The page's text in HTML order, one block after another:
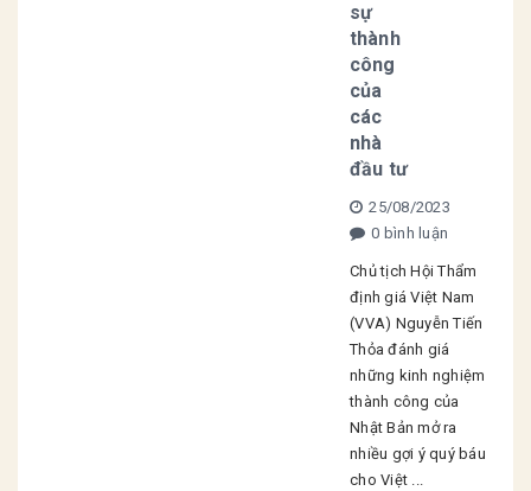
sự
thành
công
của
các
nhà
đầu tư
25/08/2023
0 bình luận
Chủ tịch Hội Thẩm
định giá Việt Nam
(VVA) Nguyễn Tiến
Thỏa đánh giá
những kinh nghiệm
thành công của
Nhật Bản mở ra
nhiều gợi ý quý báu
cho Việt ...